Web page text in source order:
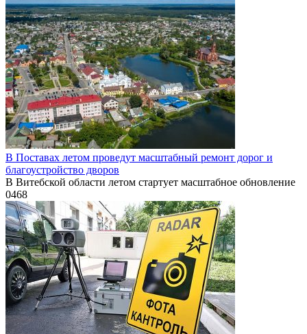
В Поставах летом проведут масштабный ремонт дорог и
благоустройство дворов
В Витебской области летом стартует масштабное обновление
0468